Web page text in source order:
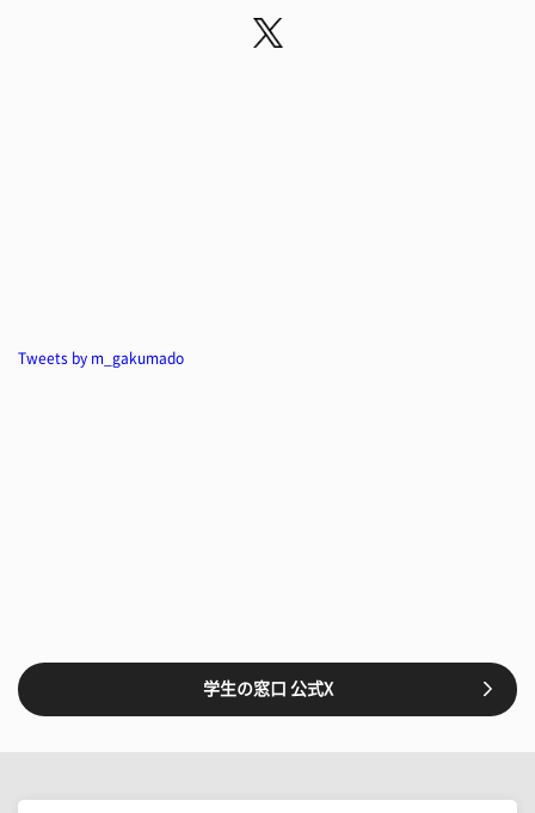
Tweets by m_gakumado
学生の窓口 公式X